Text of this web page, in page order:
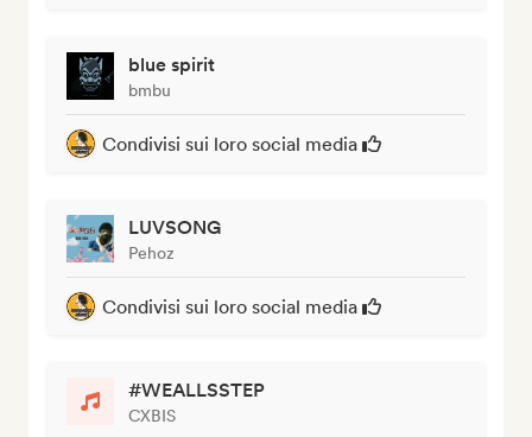
blue spirit
bmbu
Condivisi sui loro social media
LUVSONG
Pehoz
Condivisi sui loro social media
#WEALLSSTEP
CXBIS